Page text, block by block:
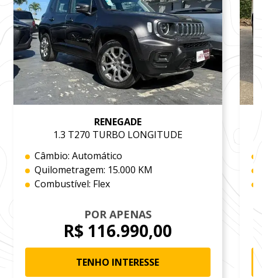
RENEGADE
1.3 T270 TURBO LONGITUDE
Câmbio: Automático
Quilometragem: 15.000 KM
Combustível: Flex
POR APENAS
R$ 116.990,00
TENHO INTERESSE